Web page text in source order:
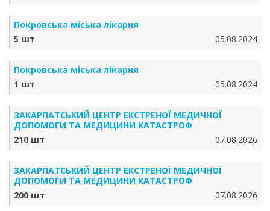
Покровська міська лікарня
5 шт
05.08.2024
Покровська міська лікарня
1 шт
05.08.2024
ЗАКАРПАТСЬКИЙ ЦЕНТР ЕКСТРЕНОЇ МЕДИЧНОЇ
ДОПОМОГИ ТА МЕДИЦИНИ КАТАСТРОФ
210 шт
07.08.2026
ЗАКАРПАТСЬКИЙ ЦЕНТР ЕКСТРЕНОЇ МЕДИЧНОЇ
ДОПОМОГИ ТА МЕДИЦИНИ КАТАСТРОФ
200 шт
07.08.2026